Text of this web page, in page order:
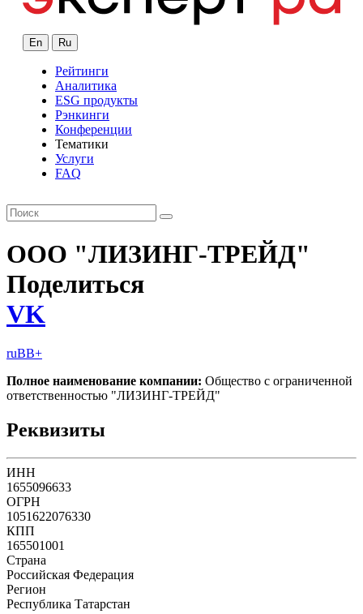
En Ru
Рейтинги
Аналитика
ESG продукты
Рэнкинги
Конференции
Тематики
Услуги
FAQ
ООО "ЛИЗИНГ-ТРЕЙД"
Поделиться
VK
ruBB+
Полное наименование компании: Общество с ограниченной
ответственностью "ЛИЗИНГ-ТРЕЙД"
Реквизиты
ИНН
1655096633
ОГРН
1051622076330
КПП
165501001
Страна
Российская Федерация
Регион
Республика Татарстан